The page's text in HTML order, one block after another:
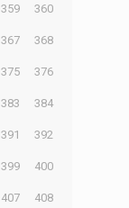
359 360
367 368
375 376
383 384
391 392
399 400
407 408